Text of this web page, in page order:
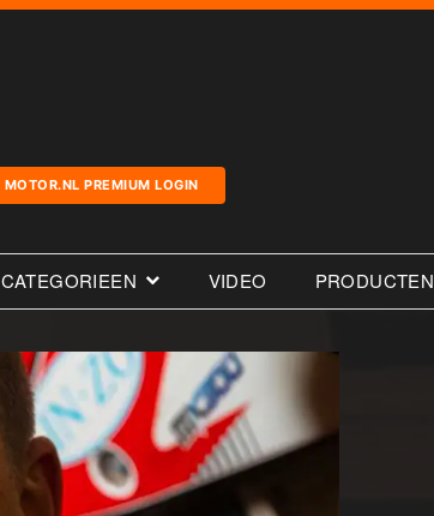
MOTOR.NL PREMIUM LOGIN
CATEGORIEEN VIDEO PRODUCTEN